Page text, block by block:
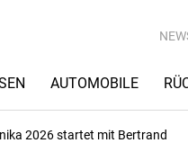
AUTOMOBILE
2026 startet mit Bertrand